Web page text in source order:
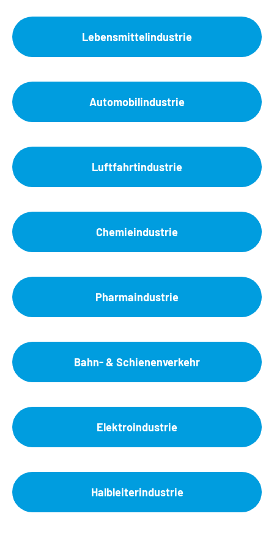
Lebensmittelindustrie
Automobilindustrie
Luftfahrtindustrie
Chemieindustrie
Pharmaindustrie
Bahn- & Schienenverkehr
Elektroindustrie
Halbleiterindustrie